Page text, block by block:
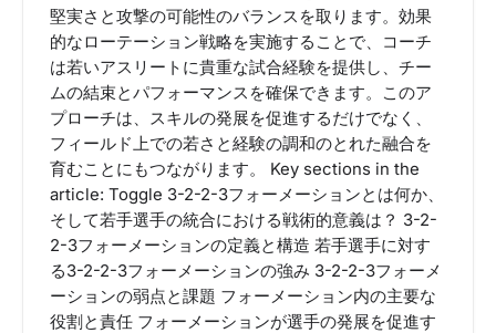
堅実さと攻撃の可能性のバランスを取ります。効果
的なローテーション戦略を実施することで、コーチ
は若いアスリートに貴重な試合経験を提供し、チー
ムの結束とパフォーマンスを確保できます。このア
プローチは、スキルの発展を促進するだけでなく、
フィールド上での若さと経験の調和のとれた融合を
育むことにもつながります。 Key sections in the
article: Toggle 3-2-2-3フォーメーションとは何か、
そして若手選手の統合における戦術的意義は？ 3-2-
2-3フォーメーションの定義と構造 若手選手に対す
る3-2-2-3フォーメーションの強み 3-2-2-3フォーメ
ーションの弱点と課題 フォーメーション内の主要な
役割と責任 フォーメーションが選手の発展を促進す